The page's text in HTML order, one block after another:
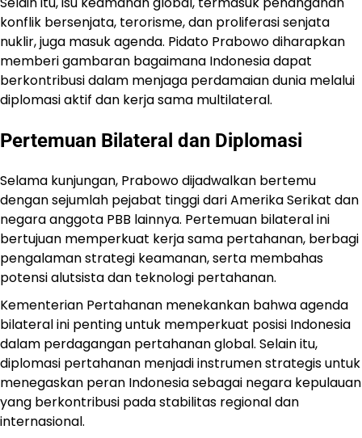
konflik bersenjata, terorisme, dan proliferasi senjata
nuklir, juga masuk agenda. Pidato Prabowo diharapkan
memberi gambaran bagaimana Indonesia dapat
berkontribusi dalam menjaga perdamaian dunia melalui
diplomasi aktif dan kerja sama multilateral.
Pertemuan Bilateral dan Diplomasi
Selama kunjungan, Prabowo dijadwalkan bertemu
dengan sejumlah pejabat tinggi dari Amerika Serikat dan
negara anggota PBB lainnya. Pertemuan bilateral ini
bertujuan memperkuat kerja sama pertahanan, berbagi
pengalaman strategi keamanan, serta membahas
potensi alutsista dan teknologi pertahanan.
Kementerian Pertahanan menekankan bahwa agenda
bilateral ini penting untuk memperkuat posisi Indonesia
dalam perdagangan pertahanan global. Selain itu,
diplomasi pertahanan menjadi instrumen strategis untuk
menegaskan peran Indonesia sebagai negara kepulauan
yang berkontribusi pada stabilitas regional dan
internasional.